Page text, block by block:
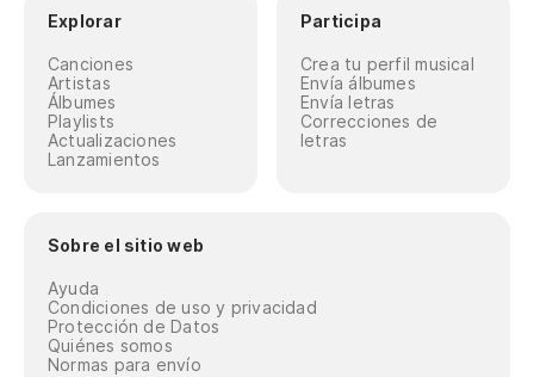
Explorar
Canciones
Artistas
Álbumes
Playlists
Actualizaciones
Lanzamientos
Participa
Crea tu perfil musical
Envía álbumes
Envía letras
Correcciones de
letras
Sobre el sitio web
Ayuda
Condiciones de uso y privacidad
Protección de Datos
Quiénes somos
Normas para envío